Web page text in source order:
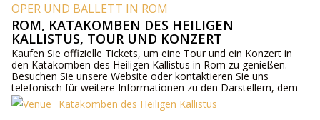
OPER UND BALLETT IN ROM
ROM, KATAKOMBEN DES HEILIGEN
KALLISTUS, TOUR UND KONZERT
Kaufen Sie offizielle Tickets, um eine Tour und ein Konzert in
den Katakomben des Heiligen Kallistus in Rom zu genießen.
Besuchen Sie unsere Website oder kontaktieren Sie uns
telefonisch für weitere Informationen zu den Darstellern, dem
Programm und den Ticketpreisen.
Katakomben des Heiligen Kallistus